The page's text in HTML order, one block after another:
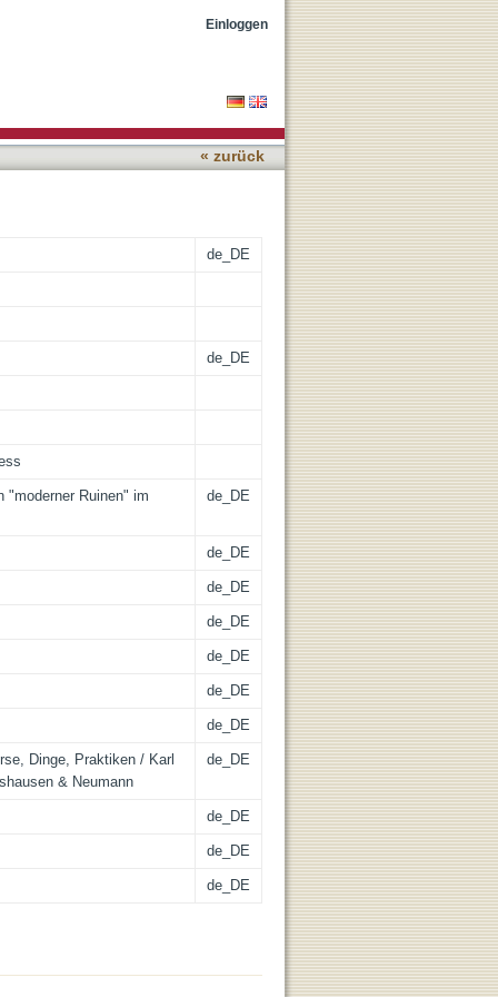
Einloggen
« zurück
de_DE
de_DE
"moderner Ruinen" im de_DE
de_DE
de_DE
de_DE
de_DE
de_DE
de_DE
Dinge, Praktiken / Karl
& Neumann
de_DE
de_DE
de_DE
de_DE